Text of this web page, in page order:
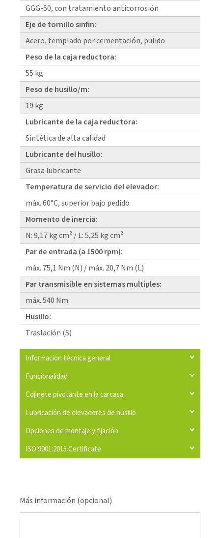
GGG-50, con tratamiento anticorrosión
Eje de tornillo sinfin:
Acero, templado por cementación, pulido
Peso de la caja reductora:
55 kg
Peso de husillo/m:
19 kg
Lubricante de la caja reductora:
Sintética de alta calidad
Lubricante del husillo:
Grasa lubricante
Temperatura de servicio del elevador:
máx. 60°C, superior bajo pedido
Momento de inercia:
N: 9,17 kg cm² / L: 5,25 kg cm²
Par de entrada (a 1500 rpm):
máx. 75,1 Nm (N) / máx. 20,7 Nm (L)
Par transmisible en sistemas multiples:
máx. 540 Nm
Husillo:
Traslación (S)
Información técnica general
Funcionalidad
Cojinete pivotante en la carcasa
Lubricación de elevadores de husillo
Opciones de montaje y fijación
ISO 9001:2015 Certificate
Más información (opcional)